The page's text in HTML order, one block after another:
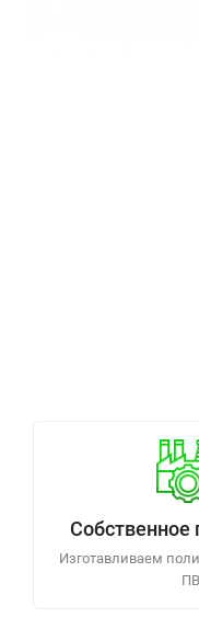
Собственное
Изготавливаем